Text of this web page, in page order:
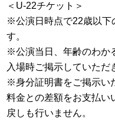
＜U-22チケット＞
※公演日時点で22歳以下
す。
※公演当日、年齢のわか
入場時ご掲示していただ
※身分証明書をご掲示い
料金との差額をお支払い
戻しも行いません。